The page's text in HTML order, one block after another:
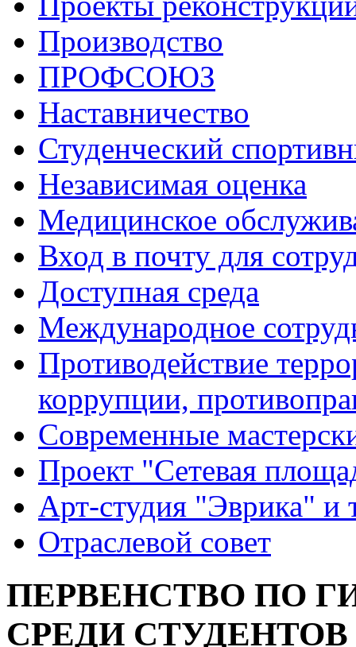
Производство
ПРОФСОЮЗ
Наставничество
Студенческий
Независимая оценка
Медицинское
Вход в почту для
Доступная среда
Международное
Противодействие
коррупции,
Современные
Проект "Сетевая
Арт-студия "Эврика" и
Отраслевой совет
ПЕРВЕНСТВО ПО
СРЕДИ